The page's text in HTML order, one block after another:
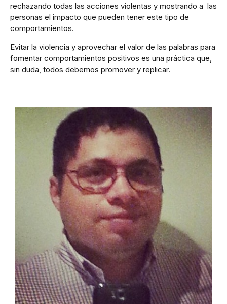
rechazando todas las acciones violentas y mostrando a las
personas el impacto que pueden tener este tipo de
comportamientos.
Evitar la violencia y aprovechar el valor de las palabras para
fomentar comportamientos positivos es una práctica que,
sin duda, todos debemos promover y replicar.